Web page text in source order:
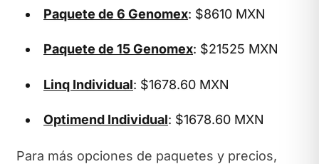
Paquete de 6 Genomex: $8610 MXN
Paquete de 15 Genomex: $21525 MXN
Linq Individual: $1678.60 MXN
Optimend Individual: $1678.60 MXN
Para más opciones de paquetes y precios,